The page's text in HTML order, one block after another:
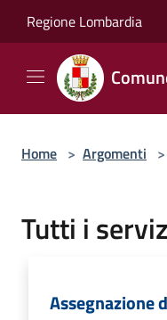
Regione Lombardia
Home > Argomenti >
Tutti i
Assegnazione